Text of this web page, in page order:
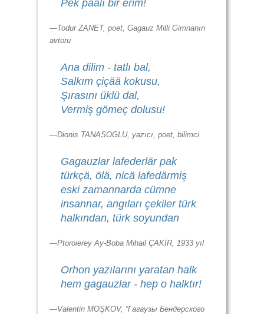
Pek paalı bir erim!
—Todur ZANET, poet, Gagauz Milli Gimnanın
avtoru
Ana dilim - tatlı bal,
Salkım çiçää kokusu,
Şırasını üklü dal,
Vermiş gömeç dolusu!
—Dionis TANASOGLU, yazıcı, poet, bilimci
Gagauzlar lafederlär pak
türkçä, ölä, nicä lafedärmiş
eski zamannarda cümne
insannar, angıları çekiler türk
halkından, türk soyundan
—Ptoroierey Ay-Boba Mihail ÇAKİR, 1933 yıl
Orhon yazılarını yaratan halk
hem gagauzlar - hep o halktır!
—Valentin MOŞKOV, “Гагаузы Бендерского